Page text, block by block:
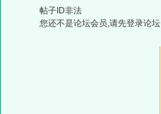
帖子ID非法
您还不是论坛会员,请先登录论坛